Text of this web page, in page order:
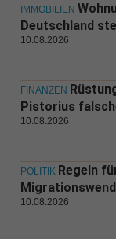
IMMOBILIEN
Deutschland
10.08.2026
FINANZEN
Pistorius
10.08.2026
POLITIK Regeln
10.08.2026